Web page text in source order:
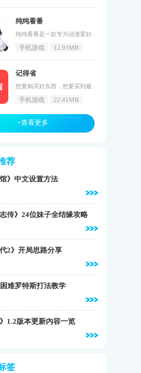
纯纯看番
纯纯看番是一款专为动漫爱好者精心打造的APP，汇聚了海量高清动漫资源，覆盖热门新番、经典老番及独家原创内容，满足用户多样化的观看需求。界面简洁友好，操作流畅便捷，让每一位动漫迷都能轻松找到心仪的作品。无论是热血战斗、浪漫爱情还是奇幻冒险，纯纯看番都能为你呈现精彩纷呈的动漫世界。立即下载最新版本，开启你的动漫之旅吧！纯纯看番软件功能1.海量资源：收录国内外热门及冷门动漫，每日更新最新剧集。2.高清画质：提供多种清晰度选择，满足不同网络环境下的观看需求。3.智能推荐
手机游戏 12.93MB
记得省
想要购买好东西，想要买到最便宜实惠的商品，那就赶快使用《记得省》app软件。这里的东西都非常的便宜实惠，而且每天都会有大量的优惠券等你来领取，喜欢的用户快来下载使用吧！记得省介绍记得省app就是一个非常省钱的电商平台，对于喜欢网购的朋友来说绝对是必备的省钱神器，每天都有大额神券可以免费领取，省钱真的是非常多；而且经常会有一些优惠活动可以参与，9块9包邮、特价限时抢购活动每天都有，你可以随时关注一下记得省特色商品种类很齐全，分类也很详细，这样你可以更好的选择你喜欢的商品
手机游戏 22.41MB
+查看更多
荐
馆》中文设置方法
志传》24位妹子全结缘攻略
代2》开局思路分享
难罗特斯打法教学
》1.2版本更新内容一览
签